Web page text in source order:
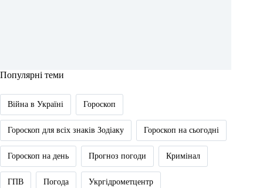
Популярні теми
Війна в Україні Гороскоп
Гороскоп для всіх знаків Зодіаку Гороскоп на сьогодні
Гороскоп на день Прогноз погоди Кримінал
ГПВ Погода Укргідрометцентр